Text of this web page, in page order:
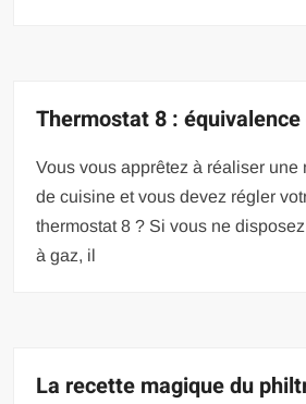
Thermostat 8 :
Vous vous apprêtez à réaliser une
de cuisine et vous devez régler
thermostat 8 ? Si vous ne
à gaz, il
La recette magique du